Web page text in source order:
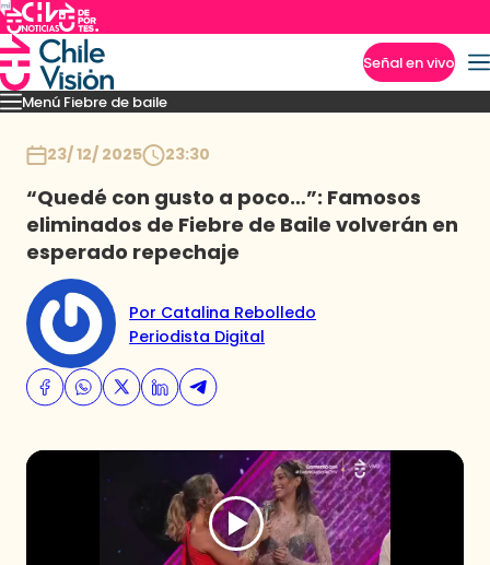
Señal en vivo
Menú Fiebre de baile
Mejores MomentosPresentacionesEl VAR-After del baile
23/ 12/ 2025 23:30
“Quedé con gusto a poco…”: Famosos
eliminados de Fiebre de Baile volverán en
esperado repechaje
Por Catalina Rebolledo
Periodista Digital
Imperdibles
Programas
Club De La Comedia